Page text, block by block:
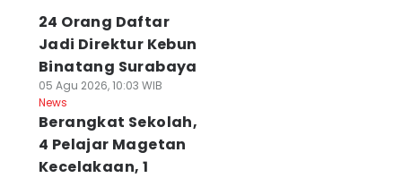
24 Orang Daftar
Jadi Direktur Kebun
Binatang Surabaya
05 Agu 2026, 10:03 WIB
News
Berangkat Sekolah,
4 Pelajar Magetan
Kecelakaan, 1